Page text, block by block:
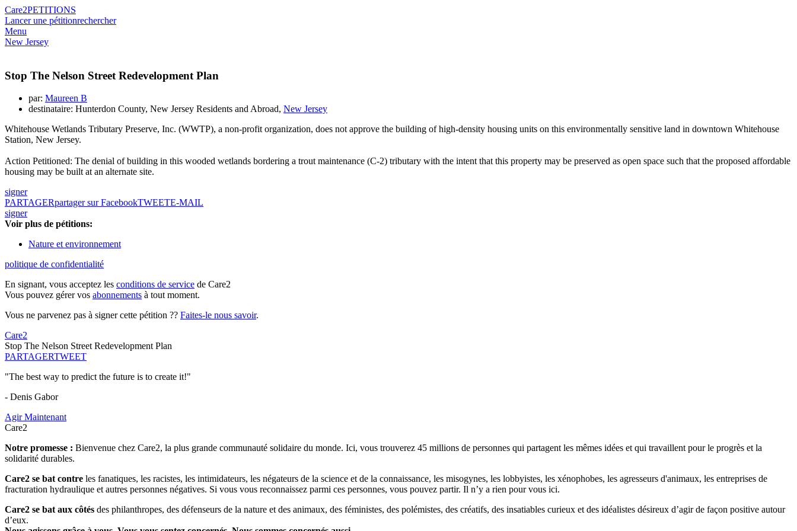
Care2PETITIONS
Lancer une pétitionrechercher
Menu
New Jersey
Stop The Nelson Street Redevelopment Plan
par: Maureen B
destinataire: Hunterdon County, New Jersey Residents and Abroad, New Jersey
Whitehouse Wetlands Tributary Preserve, Inc. (WWTP), a non-profit organization, does not approve the building of high-density housing units on this environmentally sensitive land in downtown Whitehouse
Station, New Jersey.
Action Petitioned: The denial of building in this wooded wetlands bordering a trout maintenance (C-2) tributary with the intent that this property may be preserved as open space such that the proposed affordable
housing may be built at an alternate site.
signer
PARTAGERpartager sur FacebookTWEETE-MAIL
signer
Voir plus de pétitions:
Nature et environnement
politique de confidentialité
En signant, vous acceptez les conditions de service de Care2
Vous pouvez gérer vos abonnements à tout moment.
Vous ne parvenez pas à signer cette pétition ?? Faites-le nous savoir.
Care2
Stop The Nelson Street Redevelopment Plan
PARTAGERTWEET
"The best way to predict the future is to create it!"
- Denis Gabor
Agir Maintenant
Care2
Notre promesse : Bienvenue chez Care2, la plus grande communauté solidaire du monde. Ici, vous trouverez 45 millions de personnes qui partagent les mêmes idées et qui travaillent pour le progrès et la
solidarité durables.
Care2 se bat contre les fanatiques, les racistes, les intimidateurs, les négateurs de la science et de la connaissance, les misogynes, les lobbyistes, les xénophobes, les agresseurs d'animaux, les entreprises de
fracturation hydraulique et autres personnes négatives. Si vous vous reconnaissez parmi ces personnes, vous pouvez partir. Il n’y a rien pour vous ici.
Care2 se bat aux côtés des philanthropes, des défenseurs de la nature et des animaux, des féministes, des polémistes, des créatifs, des insatiables curieux et des idéalistes désireux d’agir de façon positive autour
d’eux.